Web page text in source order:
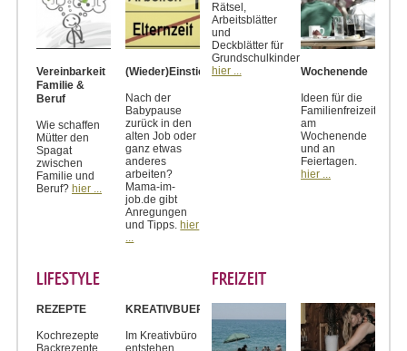
Vereinbarkeit
Familie &
Beruf
Wie schaffen
Mütter den
Spagat
zwischen
Familie und
Beruf? hier ...
(Wieder)Einstieg
Nach der
Babypause
zurück in den
alten Job oder
ganz etwas
anderes
arbeiten?
Mama-im-
job.de gibt
Anregungen
und Tipps. hier
...
Rätsel,
Arbeitsblätter
und
Deckblätter für
Grundschulkinder
hier ...
Wochenende
Ideen für die
Familienfreizeit
am
Wochenende
und an
Feiertagen.
hier ...
LIFESTYLE
REZEPTE
Kochrezepte
Backrezepte
KREATIVBUERO
Im Kreativbüro
entstehen
FREIZEIT